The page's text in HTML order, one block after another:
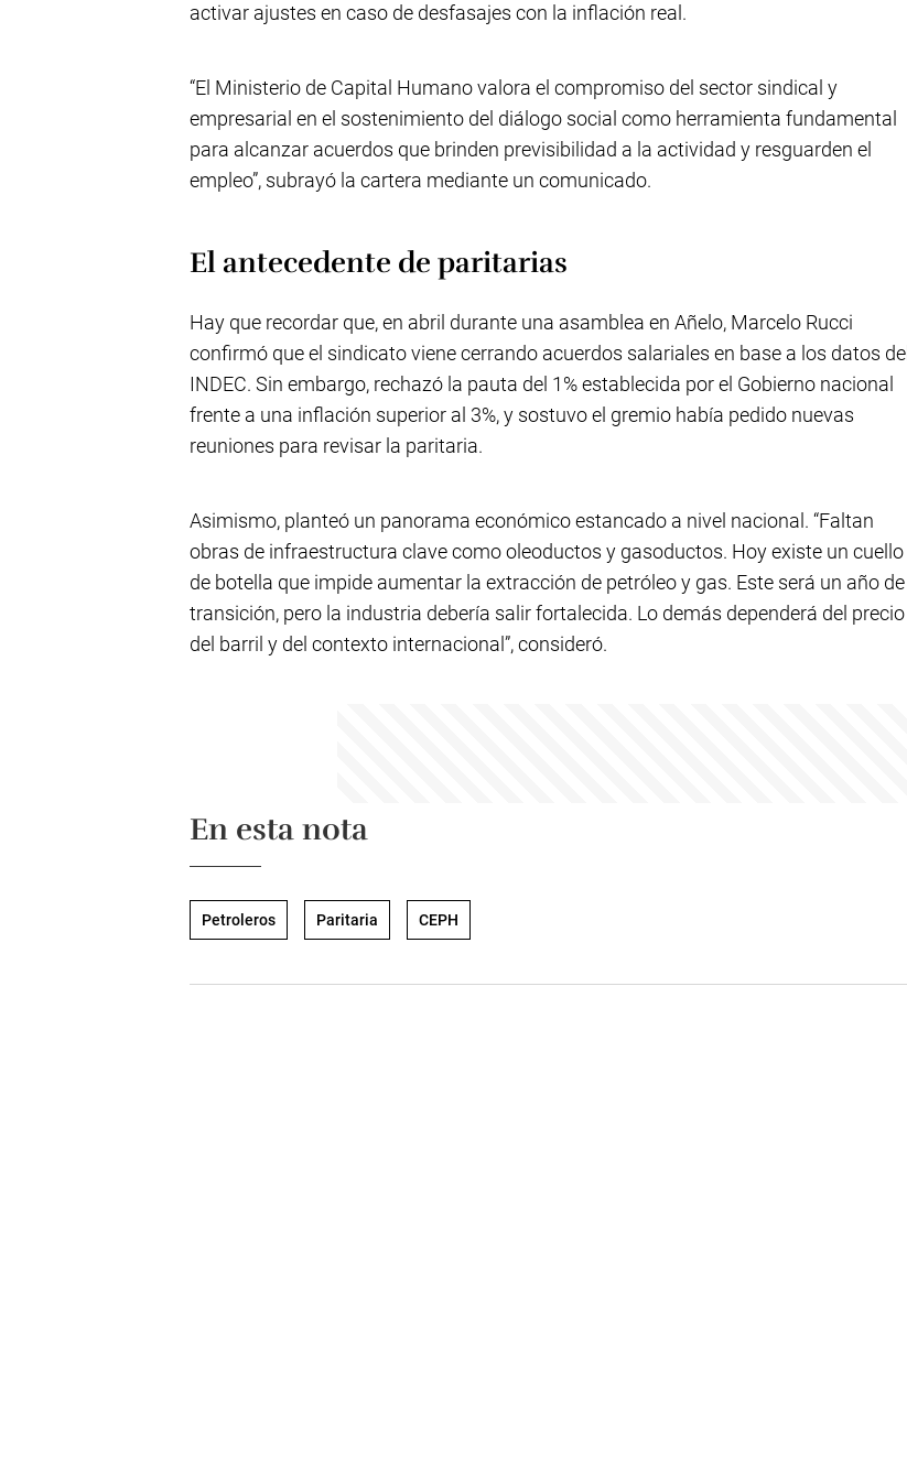
activar ajustes en caso de desfasajes con la inflación real.
“El Ministerio de Capital Humano valora el compromiso del sector sindical y
empresarial en el sostenimiento del diálogo social como herramienta fundamental
para alcanzar acuerdos que brinden previsibilidad a la actividad y resguarden el
empleo”, subrayó la cartera mediante un comunicado.
El antecedente de paritarias
Hay que recordar que, en abril durante una asamblea en Añelo, Marcelo Rucci
confirmó que el sindicato viene cerrando acuerdos salariales en base a los datos del
INDEC. Sin embargo, rechazó la pauta del 1% establecida por el Gobierno nacional
frente a una inflación superior al 3%, y sostuvo el gremio había pedido nuevas
reuniones para revisar la paritaria.
Asimismo, planteó un panorama económico estancado a nivel nacional. “Faltan
obras de infraestructura clave como oleoductos y gasoductos. Hoy existe un cuello
de botella que impide aumentar la extracción de petróleo y gas. Este será un año de
transición, pero la industria debería salir fortalecida. Lo demás dependerá del precio
del barril y del contexto internacional”, consideró.
En esta nota
Petroleros Paritaria CEPH